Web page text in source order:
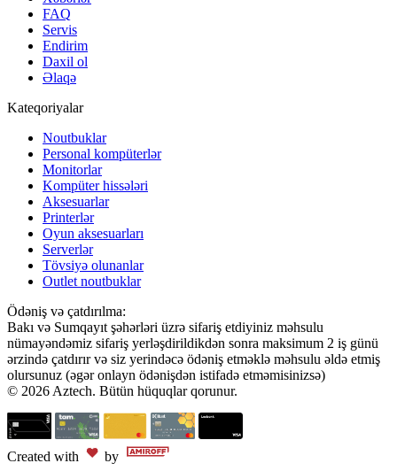
FAQ
Servis
Endirim
Daxil ol
Əlaqə
Kateqoriyalar
Noutbuklar
Personal kompüterlər
Monitorlar
Kompüter hissələri
Aksesuarlar
Printerlər
Oyun aksesuarları
Serverlər
Tövsiyə olunanlar
Outlet noutbuklar
Ödəniş və çatdırılma:
Bakı və Sumqayıt şəhərləri üzrə sifariş etdiyiniz məhsulu
nümayəndəmiz sifariş yerləşdirildikdən sonra maksimum 2 iş günü
ərzində çatdırır və siz yerindəcə ödəniş etməklə məhsulu əldə etmiş
olursunuz (əgər onlayn ödənişdən istifadə etməmisinizsə)
© 2026 Aztech. Bütün hüquqlar qorunur.
Created with by